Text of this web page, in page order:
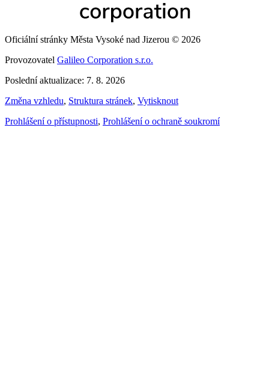
Oficiální stránky Města Vysoké nad Jizerou © 2026
Provozovatel Galileo Corporation s.r.o.
Poslední aktualizace: 7. 8. 2026
Změna vzhledu, Struktura stránek, Vytisknout
Prohlášení o přístupnosti, Prohlášení o ochraně soukromí